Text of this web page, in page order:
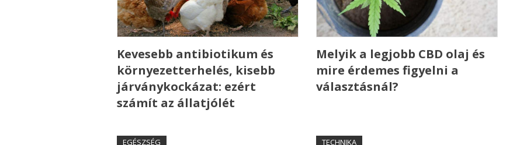
Kevesebb antibiotikum és
környezetterhelés, kisebb
járványkockázat: ezért
számít az állatjólét
Melyik a legjobb CBD olaj és
mire érdemes figyelni a
választásnál?
EGÉSZSÉG TECHNIKA